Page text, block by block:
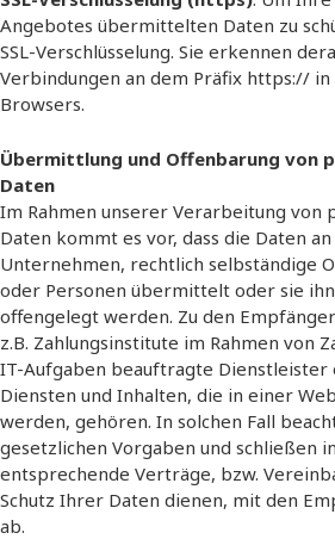
Angebotes übermittelten Daten zu
SSL-Verschlüsselung. Sie erkennen
Verbindungen an dem Präfix https://
Browsers.
Übermittlung und Offenbarung von
Daten
Im Rahmen unserer Verarbeitung von
Daten kommt es vor, dass die Daten
Unternehmen, rechtlich selbständige
oder Personen übermittelt oder sie
offengelegt werden. Zu den
z.B. Zahlungsinstitute im Rahmen von
IT-Aufgaben beauftragte
Diensten und Inhalten, die in einer
werden, gehören. In solchen Fall
gesetzlichen Vorgaben und schließen
entsprechende Verträge, bzw.
Schutz Ihrer Daten dienen, mit den
ab.